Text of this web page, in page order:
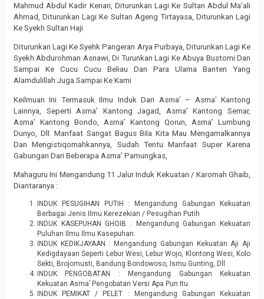
Mahmud Abdul Kadir Kenari, Diturunkan Lagi Ke Sultan Abdul Ma’ali
Ahmad, Diturunkan Lagi Ke Sultan Ageng Tirtayasa, Diturunkan Lagi
Ke Syekh Sultan Haji
Diturunkan Lagi Ke Syehk Pangeran Arya Purbaya, Diturunkan Lagi Ke
Syekh Abdurohman Asnawi, Di Turunkan Lagi Ke Abuya Bustomi Dan
Sampai Ke Cucu Cucu Beliau Dan Para Ulama Banten Yang
Alamdulillah Juga Sampai Ke Kami
Keilmuan Ini Termasuk Ilmu Induk Dari Asma’ – Asma’ Kantong
Lainnya, Seperti Asma’ Kantong Jagad, Asma’ Kantong Semar,
Asma’ Kantong Bondo, Asma’ Kantong Qorun, Asma’ Lumbung
Dunyo, Dll. Manfaat Sangat Bagus Bila Kita Mau Mengamalkannya
Dan Mengistiqomahkannya, Sudah Tentu Manfaat Super Karena
Gabungan Dari Beberapa Asma’ Pamungkas,
Mahaguru Ini Mengandung 11 Jalur Induk Kekuatan / Karomah Ghaib,
Diantaranya :
INDUK PESUGIHAN PUTIH : Mengandung Gabungan Kekuatan
Berbagai Jenis Ilmu Kerezekian / Pesugihan Putih
INDUK KASEPUHAN GHOIB : Mengandung Gabungan Kekuatan
Puluhan Ilmu Ilmu Kasepuhan.
INDUK KEDIKJAYAAN : Mengandung Gabungan Kekuatan Aji Aji
Kedigdayaan Seperti Lebur Wesi, Lebur Wojo, Klontong Wesi, Kolo
Sekti, Brojomusti, Bandung Bondowoso, Ismu Gunting, Dll.
INDUK PENGOBATAN : Mengandung Gabungan Kekuatan
Kekuatan Asma’ Pengobatan Versi Apa Pun Itu.
INDUK PEMIKAT / PELET : Mengandung Gabungan Kekuatan